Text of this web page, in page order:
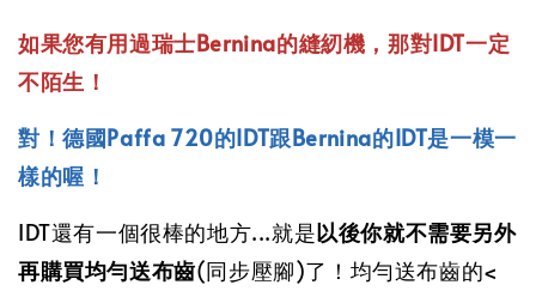
如果您有用過瑞士Bernina的縫紉機，那對IDT一定
不陌生！
對！德國Paffa 720的IDT跟Bernina的IDT是一模一
樣的喔！
IDT還有一個很棒的地方...就是以後你就不需要另外
再購買均勻送布齒(同步壓腳)了！均勻送布齒的<